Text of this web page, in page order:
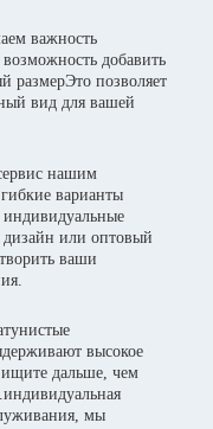
важность
добавить
размерЭто позволяет
вид для вашей
нашим
варианты
или оптовый
ваши
высокое
дальше, чем
мы